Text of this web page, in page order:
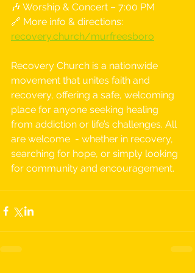
🎶 Worship & Concert – 7:00 PM
🔗 More info & directions:
recovery.church/murfreesboro
Recovery Church is a nationwide
movement that unites faith and
recovery, offering a safe, welcoming
place for anyone seeking healing
from addiction or life’s challenges. All
are welcome  - whether in recovery,
searching for hope, or simply looking
for community and encouragement.